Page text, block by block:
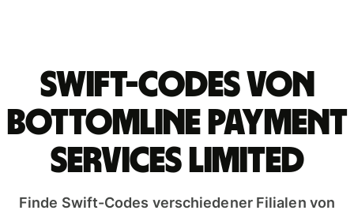
Swift-Codes von
BOTTOMLINE PAYMENT
SERVICES LIMITED
Finde Swift-Codes verschiedener Filialen von